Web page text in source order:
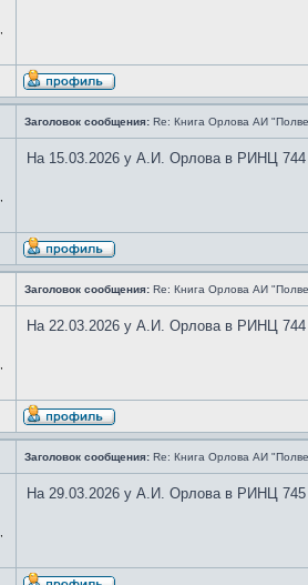
Заголовок сообщения: Re: Книга Орлова АИ
На 15.03.2026 у А.И. Орлова в РИНЦ 744
Заголовок сообщения: Re: Книга Орлова АИ
На 22.03.2026 у А.И. Орлова в РИНЦ 744
Заголовок сообщения: Re: Книга Орлова АИ
На 29.03.2026 у А.И. Орлова в РИНЦ 745